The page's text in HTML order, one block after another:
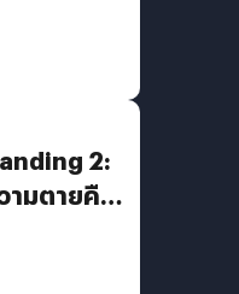
2:
ามตายคือ